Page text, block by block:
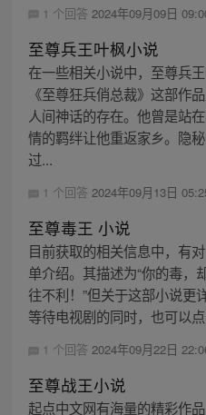
1 个回答 2024年09月09日
至尊兵王叶枫小说
在一些相关小说中，至尊兵
《至尊狂兵俏总裁》这部作
人间神话的存在。他曾是站
情的羁绊让他重返家乡。隐
过...
1 个回答 2024年09月13日
至尊毒王 小说
目前获取的相关信息中，有
单介绍。其描述为“你的毒，
往不利！”但关于这部小说更
等待电视剧的同时，也可以
1 个回答 2024年09月22日
至尊战王小说
起点中文网有海量的精彩作